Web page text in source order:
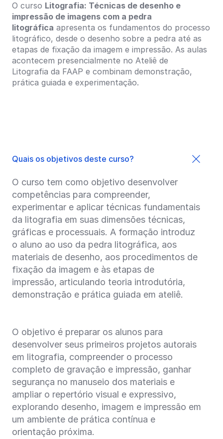
O curso Litografia: Técnicas de desenho e
impressão de imagens com a pedra
litográfica apresenta os fundamentos do processo
litográfico, desde o desenho sobre a pedra até as
etapas de fixação da imagem e impressão. As aulas
acontecem presencialmente no Ateliê de
Litografia da FAAP e combinam demonstração,
prática guiada e experimentação.
Quais os objetivos deste curso?
O curso tem como objetivo desenvolver
competências para compreender,
experimentar e aplicar técnicas fundamentais
da litografia em suas dimensões técnicas,
gráficas e processuais. A formação introduz
o aluno ao uso da pedra litográfica, aos
materiais de desenho, aos procedimentos de
fixação da imagem e às etapas de
impressão, articulando teoria introdutória,
demonstração e prática guiada em ateliê.
O objetivo é preparar os alunos para
desenvolver seus primeiros projetos autorais
em litografia, compreender o processo
completo de gravação e impressão, ganhar
segurança no manuseio dos materiais e
ampliar o repertório visual e expressivo,
explorando desenho, imagem e impressão em
um ambiente de prática contínua e
orientação próxima.